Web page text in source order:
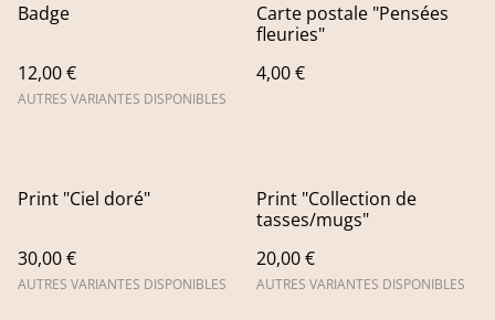
Badge
12,00 €
AUTRES VARIANTES DISPONIBLES
Carte postale "Pensées
fleuries"
4,00 €
Print "Ciel doré"
30,00 €
AUTRES VARIANTES DISPONIBLES
Print "Collection de
tasses/mugs"
20,00 €
AUTRES VARIANTES DISPONIBLES